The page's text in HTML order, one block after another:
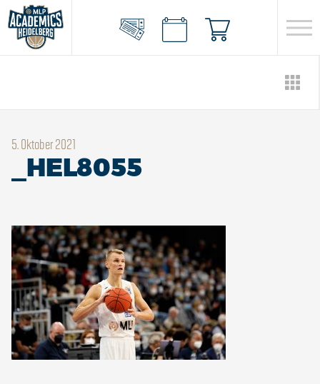
5. Oktober 2021
_HEL8055